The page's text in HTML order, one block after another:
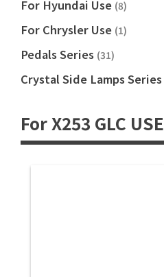
For Hyundai Use (8)
For Chrysler Use (1)
Pedals Series (31)
Crystal Side Lamps Series
For X253 GLC USE